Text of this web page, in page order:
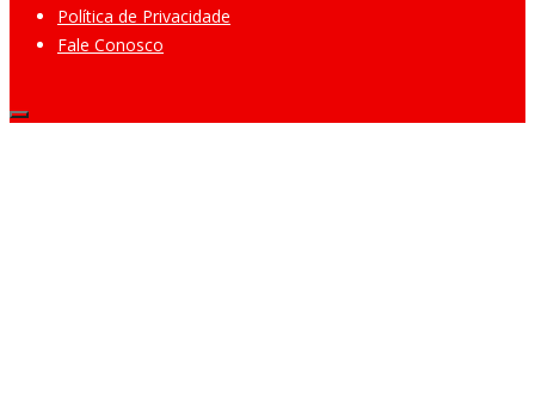
Política de Privacidade
Fale Conosco